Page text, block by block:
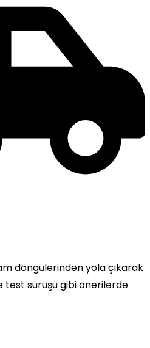
döngülerinden yola çıkarak
test sürüşü gibi önerilerde